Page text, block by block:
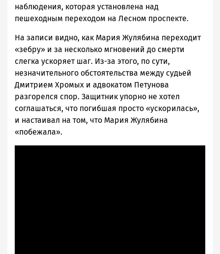
наблюдения, которая установлена над
пешеходным переходом на Лесном проспекте.
На записи видно, как Мария Жулябина переходит
«зебру» и за несколько мгновений до смерти
слегка ускоряет шаг. Из-за этого, по сути,
незначительного обстоятельства между судьей
Дмитрием Хромых и адвокатом Петунова
разгорелся спор. Защитник упорно не хотел
соглашаться, что погибшая просто «ускорилась»,
и настаивал на том, что Мария Жулябина
«побежала».